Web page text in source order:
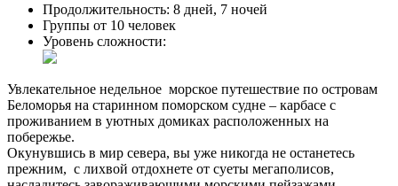
Продолжительность: 8 дней, 7 ночей
Группы от 10 человек
Уровень сложности:
Увлекательное недельное морское путешествие по островам
Беломорья на старинном поморском судне – карбасе с
проживанием в уютных домиках расположенных на
побережье.
Окунувшись в мир севера, вы уже никогда не останетесь
прежним, с лихвой отдохнете от суеты мегаполисов,